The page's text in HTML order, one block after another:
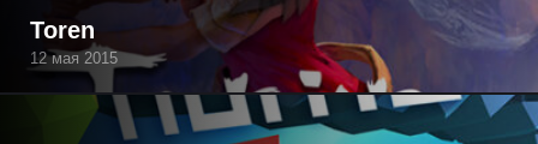
Toren
12 мая 2015